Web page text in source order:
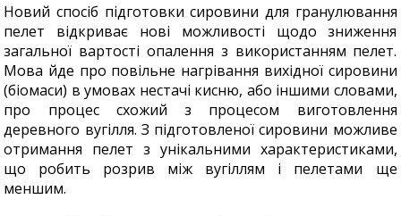
Новий спосіб підготовки сировини для гранулювання
пелет відкриває нові можливості щодо зниження
загальної вартості опалення з використанням пелет.
Мова йде про повільне нагрівання вихідної сировини
(біомаси) в умовах нестачі кисню, або іншими словами,
про процес схожий з процесом виготовлення
деревного вугілля. З підготовленої сировини можливе
отримання пелет з унікальними характеристиками,
що робить розрив між вугіллям і пелетами ще
меншим.